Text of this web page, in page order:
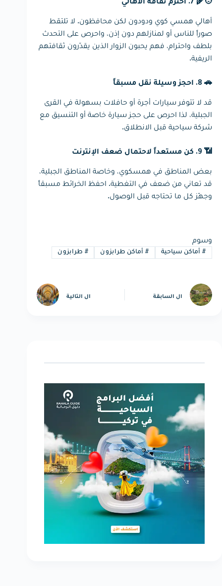
🧑‍🌾 7. احترم ثقافة الأهالي
أهالي همسي كوي ودودون لكن محافظون. لا تلتقط
صوراً للناس أو لمنازلهم دون إذن، واحرص على التحدث
بلطف واحترام، فهم يحبون الزوار الذين يقدّرون ثقافتهم
الريفية.
🚗 8. احجز وسيلة نقل مسبقاً
قد لا تتوفر سيارات أجرة أو حافلات بسهولة في القرى
الجبلية، لذا احرص على حجز سيارة خاصة أو التنسيق مع
شركة سياحية قبل الانطلاق.
📶 9. كن مستعداً لاحتمال ضعف الإنترنت
بعض المناطق في همسكوي، وخاصة المناطق الجبلية،
قد تعاني من ضعف في التغطية. احفظ الخرائط مسبقاً
وجهّز كل ما تحتاجه قبل الوصول.
وسوم
# أماكن سياحية # أماكن طرابزون # طرابزون
ال السابقة ال التالية